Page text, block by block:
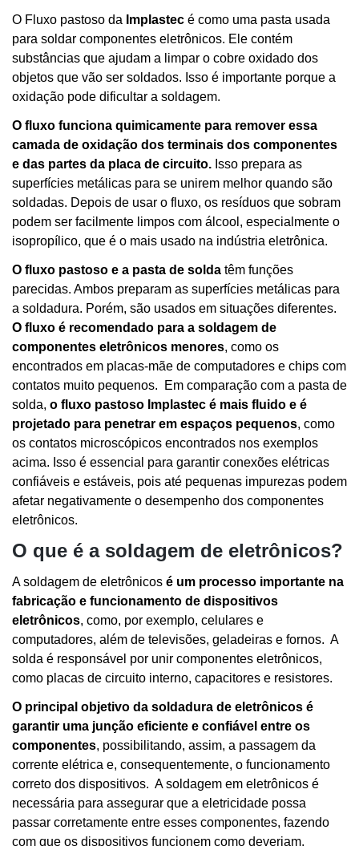
O Fluxo pastoso da Implastec é como uma pasta usada
para soldar componentes eletrônicos. Ele contém
substâncias que ajudam a limpar o cobre oxidado dos
objetos que vão ser soldados. Isso é importante porque a
oxidação pode dificultar a soldagem.
O fluxo funciona quimicamente para remover essa
camada de oxidação dos terminais dos componentes
e das partes da placa de circuito. Isso prepara as
superfícies metálicas para se unirem melhor quando são
soldadas. Depois de usar o fluxo, os resíduos que sobram
podem ser facilmente limpos com álcool, especialmente o
isopropílico, que é o mais usado na indústria eletrônica.
O fluxo pastoso e a pasta de solda têm funções
parecidas. Ambos preparam as superfícies metálicas para
a soldadura. Porém, são usados em situações diferentes.
O fluxo é recomendado para a soldagem de
componentes eletrônicos menores, como os
encontrados em placas-mãe de computadores e chips com
contatos muito pequenos. Em comparação com a pasta de
solda, o fluxo pastoso Implastec é mais fluido e é
projetado para penetrar em espaços pequenos, como
os contatos microscópicos encontrados nos exemplos
acima. Isso é essencial para garantir conexões elétricas
confiáveis e estáveis, pois até pequenas impurezas podem
afetar negativamente o desempenho dos componentes
eletrônicos.
O que é a soldagem de eletrônicos?
A soldagem de eletrônicos é um processo importante na
fabricação e funcionamento de dispositivos
eletrônicos, como, por exemplo, celulares e
computadores, além de televisões, geladeiras e fornos. A
solda é responsável por unir componentes eletrônicos,
como placas de circuito interno, capacitores e resistores.
O principal objetivo da soldadura de eletrônicos é
garantir uma junção eficiente e confiável entre os
componentes, possibilitando, assim, a passagem da
corrente elétrica e, consequentemente, o funcionamento
correto dos dispositivos. A soldagem em eletrônicos é
necessária para assegurar que a eletricidade possa
passar corretamente entre esses componentes, fazendo
com que os dispositivos funcionem como deveriam.